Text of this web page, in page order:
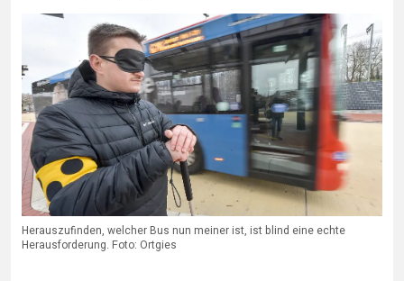
Herauszufinden, welcher Bus nun meiner ist, ist blind eine echte
Herausforderung. Foto: Ortgies